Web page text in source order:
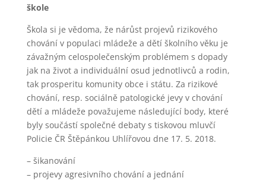
škole
Škola si je vědoma, že nárůst projevů rizikového
chování v populaci mládeže a dětí školního věku je
závažným celospolečenským problémem s dopady
jak na život a individuální osud jednotlivců a rodin,
tak prosperitu komunity obce i státu. Za rizikové
chování, resp. sociálně patologické jevy v chování
dětí a mládeže považujeme následující body, které
byly součástí společné debaty s tiskovou mluvčí
Policie ČR Štěpánkou Uhlířovou dne 17. 5. 2018.
– šikanování
– projevy agresivního chování a jednání